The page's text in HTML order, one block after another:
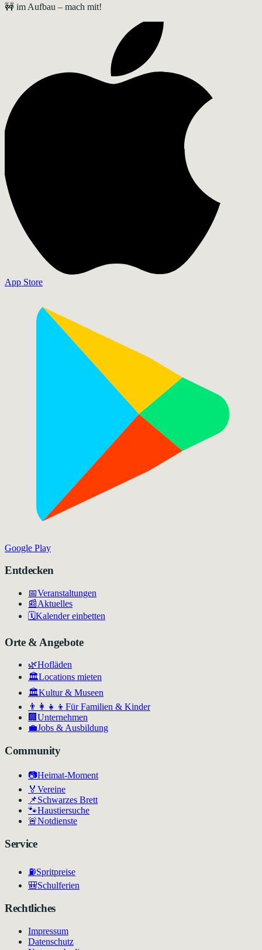
🚧 im Aufbau – mach mit!
App Store
Google Play
Entdecken
📅Veranstaltungen
📰Aktuelles
🗓️Kalender einbetten
Orte & Angebote
🌿Hofläden
🏛️Locations mieten
🏛Kultur & Museen
👨‍👩‍👧‍👦 Für Familien & Kinder
🏢 Unternehmen
💼Jobs & Ausbildung
Community
📷Heimat-Moment
🏅 Vereine
📌Schwarzes Brett
🐾Haustiersuche
🚨Notdienste
Service
⛽Spritpreise
🎒Schulferien
Rechtliches
Impressum
Datenschutz